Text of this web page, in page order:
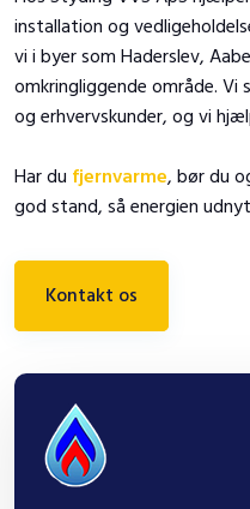
installation og
vi i byer som Haderslev,
omkringliggende område.
og erhvervskunder, og vi
Har du fjernvarme, bør du
god stand, så energien
Kontakt os